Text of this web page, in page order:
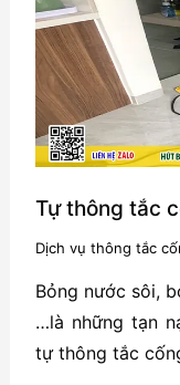
hiệu
quả
trong
mùa
đông
Tự thông tắc
Dịch vụ thông tắc
Bỏng nước sôi,
…là những tạn
tự thông tắc